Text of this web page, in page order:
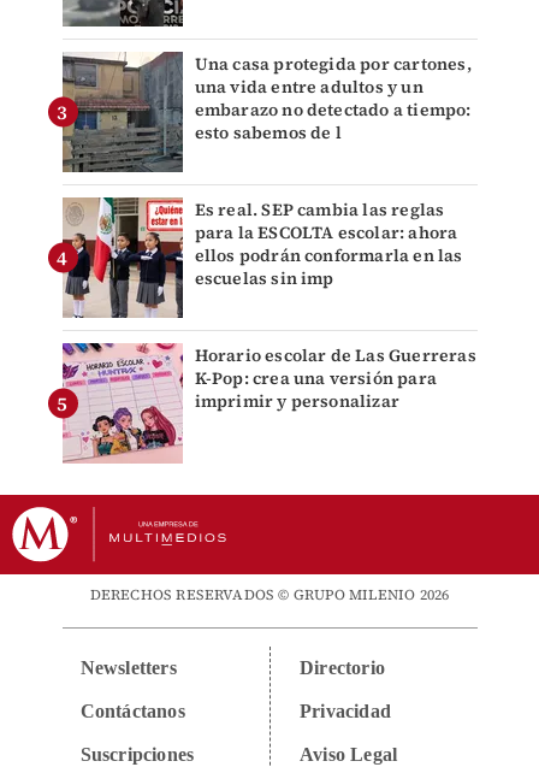
Una casa protegida por cartones,
una vida entre adultos y un
embarazo no detectado a tiempo:
esto sabemos de l
Es real. SEP cambia las reglas
para la ESCOLTA escolar: ahora
ellos podrán conformarla en las
escuelas sin imp
Horario escolar de Las Guerreras
K-Pop: crea una versión para
imprimir y personalizar
DERECHOS RESERVADOS © GRUPO MILENIO 2026
Newsletters
Contáctanos
Suscripciones
Directorio
Privacidad
Aviso Legal